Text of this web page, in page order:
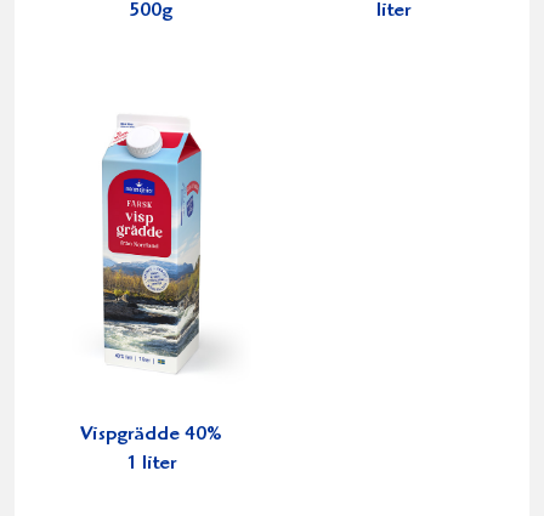
500g
liter
Vispgrädde 40%
1 liter